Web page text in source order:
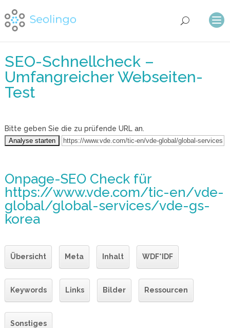
SEO-Schnellcheck –
Umfangreicher Webseiten-
Test
Bitte geben Sie die zu prüfende URL an.
Onpage-SEO Checkfür
https://www.vde.com/tic-en/vde-
global/global-services/vde-gs-
korea
Übersicht Meta Inhalt WDF*IDF
Keywords Links Bilder Ressourcen
Sonstiges